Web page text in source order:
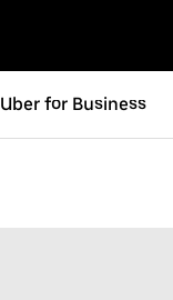
Uber for Business